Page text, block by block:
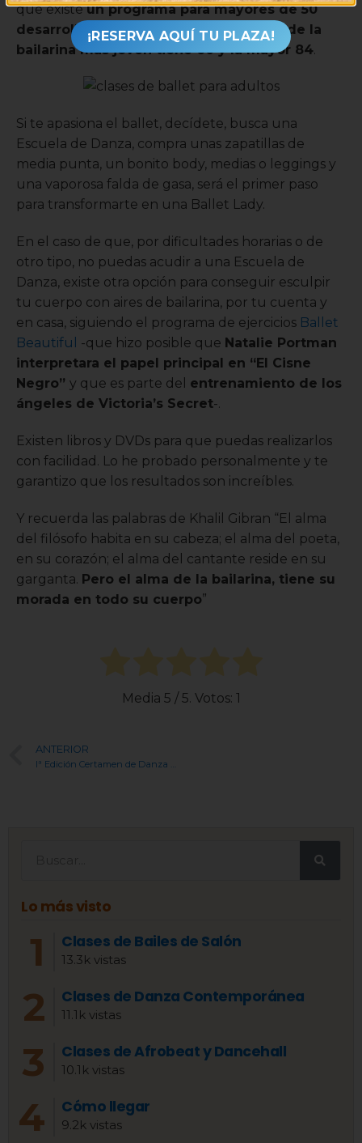
que existeun programa para mayores de 50
desarrollado por el Scottish Ballet dónde la
bailarina más joven tiene 60 y la mayor 84.
Si te apasiona el ballet, decídete, busca una
Escuela de Danza, compra unas zapatillas de
media punta, un bonito body, medias o leggings y
una vaporosa falda de gasa, será el primer paso
para transformarte en una Ballet Lady.
En el caso de que, por dificultades horarias o de
otro tipo, no puedas acudir a una Escuela de
Danza, existe otra opción para conseguir esculpir
tu cuerpo con aires de bailarina, por tu cuenta y
en casa, siguiendo el programa de ejercicios Ballet
Beautiful
-que hizo posible que Natalie Portman
interpretara el papel principal en “El Cisne
Negro” y que es parte del entrenamiento de los
ángeles de Victoria’s Secret-.
Existen libros y DVDs para que puedas realizarlos
con facilidad. Lo he probado personalmente y te
garantizo que los resultados son increíbles.
Y recuerda las palabras de Khalil Gibran “El alma
del filósofo habita en su cabeza; el alma del poeta,
en su corazón; el alma del cantante reside en su
garganta. Pero el alma de la bailarina, tiene su
morada en todo su cuerpo”
Media 5 / 5. Votos: 1
ANTERIOR
Iª Edición Certamen de Danza Urbana
Lo más visto
Clases de Bailes de Salón
13.3k vistas
Clases de Danza Contemporánea
11.1k vistas
Clases de Afrobeat y Dancehall
10.1k vistas
Cómo llegar
9.2k vistas
¡RESERVA AQUÍ TU PLAZA!